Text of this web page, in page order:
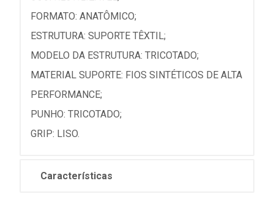
FORMATO: ANATÔMICO;
ESTRUTURA: SUPORTE TÊXTIL;
MODELO DA ESTRUTURA: TRICOTADO;
MATERIAL SUPORTE: FIOS SINTÉTICOS DE ALTA
PERFORMANCE;
PUNHO: TRICOTADO;
GRIP: LISO.
Características